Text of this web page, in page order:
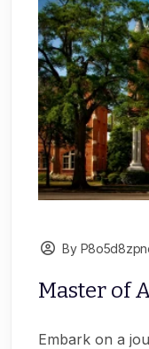
By
Master of
Embark on a